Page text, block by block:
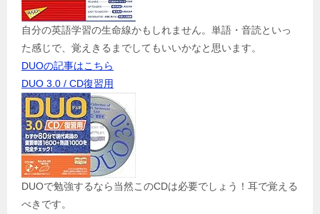
自分の英語学習の生命線かもしれません。単語・音読といっ
た感じで、覚えきるまでしてもいいかなと思います。
DUOの記事はこちら
DUO 3.0 / CD復習用
DUOで勉強するなら当然このCDは必要でしょう！耳で覚える
べきです。